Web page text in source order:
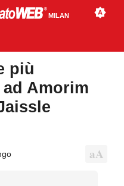
MILAN
più
Amorim